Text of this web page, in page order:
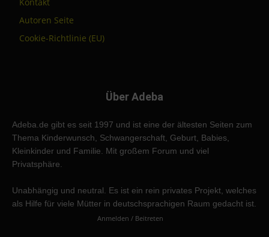
Autoren Seite
Cookie-Richtlinie (EU)
Über Adeba
Adeba.de gibt es seit 1997 und ist eine der ältesten Seiten zum
Thema Kinderwunsch, Schwangerschaft, Geburt, Babies,
Kleinkinder und Familie. Mit großem Forum und viel
Privatsphäre.
Unabhängig und neutral. Es ist ein rein privates Projekt, welches
als Hilfe für viele Mütter in deutschsprachigen Raum gedacht ist.
Anmelden / Beitreten